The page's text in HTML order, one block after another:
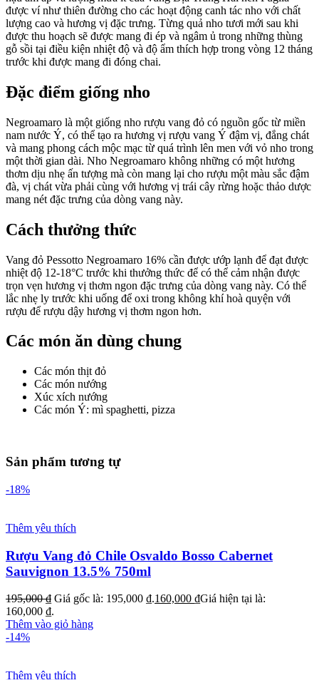
được ví như thiên đường cho các hoạt động canh tác nho với chất
lượng cao và hương vị đặc trưng. Từng quả nho tươi mới sau khi
được thu hoạch sẽ được mang đi ép và ngâm ủ trong những thùng
gỗ sồi tại điều kiện nhiệt độ và độ ẩm thích hợp trong vòng 12 tháng
trước khi được mang đi đóng chai.
Đặc điểm giống nho
Negroamaro là một giống nho rượu vang đỏ có nguồn gốc từ miền
nam nước Ý, có thể tạo ra hương vị rượu vang Ý đậm vị, đắng chát
và mang phong cách mộc mạc từ quá trình lên men với vỏ nho trong
một thời gian dài. Nho Negroamaro không những có một hương
thơm dịu nhẹ ấn tượng mà còn mang lại cho rượu một màu sắc đậm
đà, vị chát vừa phải cùng với hương vị trái cây rừng hoặc thảo dược
mang nét đặc trưng của dòng vang này.
Cách thưởng thức
Vang đỏ Pessotto Negroamaro 16% cần được ướp lạnh để đạt được
nhiệt độ 12-18°C trước khi thưởng thức để có thể cảm nhận được
trọn vẹn hương vị thơm ngon đặc trưng của dòng vang này. Có thể
lắc nhẹ ly trước khi uống để oxi trong không khí hoà quyện với
rượu để rượu dậy hương vị thơm ngon hơn.
Các món ăn dùng chung
Các món thịt đỏ
Các món nướng
Xúc xích nướng
Các món Ý: mì spaghetti, pizza
Sản phẩm tương tự
-18%
Thêm yêu thích
Rượu Vang đỏ Chile Osvaldo Bosso Cabernet
Sauvignon 13.5% 750ml
195,000₫ Giá gốc là: 195,000 ₫.160,000 ₫Giá hiện tại là:
160,000 ₫.
Thêm vào giỏ hàng
-14%
Thêm yêu thích